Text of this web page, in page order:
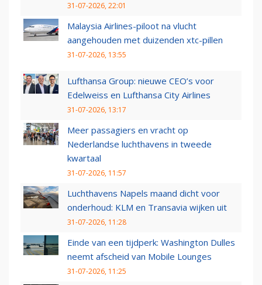
31-07-2026, 22:01
Malaysia Airlines-piloot na vlucht
aangehouden met duizenden xtc-pillen
31-07-2026, 13:55
Lufthansa Group: nieuwe CEO’s voor
Edelweiss en Lufthansa City Airlines
31-07-2026, 13:17
Meer passagiers en vracht op
Nederlandse luchthavens in tweede
kwartaal
31-07-2026, 11:57
Luchthavens Napels maand dicht voor
onderhoud: KLM en Transavia wijken uit
31-07-2026, 11:28
Einde van een tijdperk: Washington Dulles
neemt afscheid van Mobile Lounges
31-07-2026, 11:25